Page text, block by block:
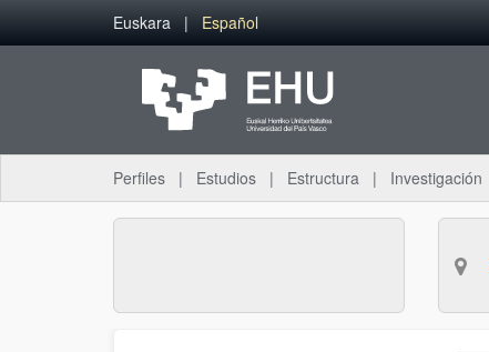
Saltar al contenido principal
Euskara Español
Perfiles Estudios Estructura Investigación